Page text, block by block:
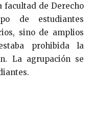
facultad de Derecho
de estudiantes
sino de amplios
prohibida la
La agrupación se